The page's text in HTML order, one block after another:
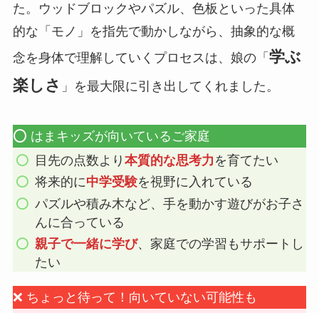
た。ウッドブロックやパズル、色板といった具体
的な「モノ」を指先で動かしながら、抽象的な概
念を身体で理解していくプロセスは、娘の「 学ぶ
楽しさ 」を最大限に引き出してくれました。
⭕️ はまキッズが向いているご家庭
目先の点数より本質的な思考力 を育てたい
将来的に中学受験を視野に入れている
パズルや積み木など、手を動かす遊びがお子さ
んに合っている
親子で一緒に学び、家庭での学習もサポートし
たい
❌ ちょっと待って！向いていない可能性も